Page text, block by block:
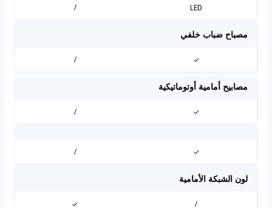
LED
/
مصباح ضباب خلفي
✓
/
مصابيح أمامية أوتوماتيكية
✓
/
✓
/
لون الشبكة الأمامية
/
✓